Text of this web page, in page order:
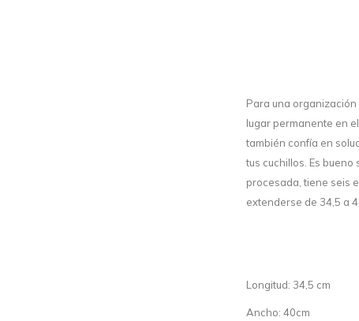
Para una
lugar permanente en
también confía en
tus cuchillos. Es
procesada, tiene seis
extenderse de 34,5 a
Longitud: 34,5 cm
Ancho: 40cm